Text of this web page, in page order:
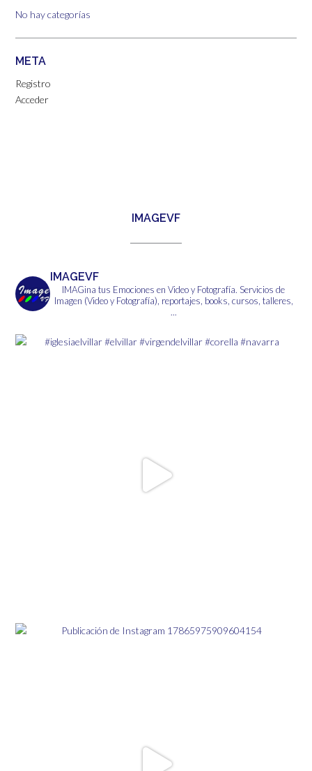
No hay categorías
META
Registro
Acceder
IMAGEVF
IMAGEVF
IMAGina tus Emociones en Video y Fotografía. Servicios de
Imagen (Video y Fotografía), reportajes, books, cursos, talleres,
...